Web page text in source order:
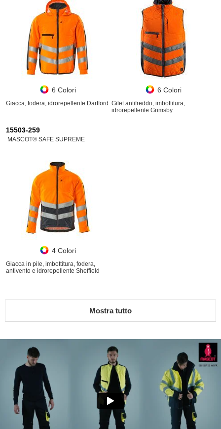
6 Colori
Giacca, fodera, idrorepellente Dartford
6 Colori
Gilet antifreddo, imbottitura,
idrorepellente Grimsby
15503-259
MASCOT® SAFE SUPREME
4 Colori
Giacca in pile, imbottitura, fodera,
antivento e idrorepellente Sheffield
Mostra tutto